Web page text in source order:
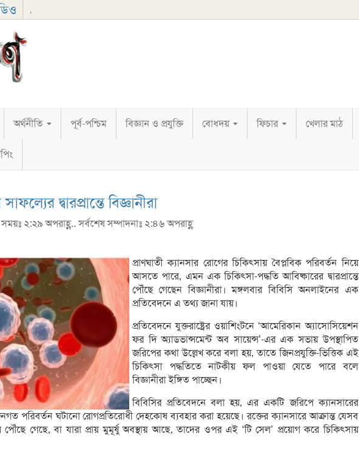
,
অর্থনীতি পূর্ব-পশ্চিম বিজ্ঞান ও প্রযুক্তি বোধদয় ফিচার খেলার মাঠ
দ্বারপ্রান্তে বিজ্ঞানীরা
২:২৯ অপরাহ্ণ.. সর্বশেষ সম্পাদনাঃ ২:৪৬ অপরাহ্ণ
প্রাণঘাতী ক্যানসার রোগের চিকিৎসায় বৈপ্লবিক পরিবর্তন নিয়ে
আসতে পারে, এমন এক চিকিৎসা-পদ্ধতি আবিষ্কারের দ্বারপ্রান্তে
পৌঁছে গেছেন বিজ্ঞানীরা। মঙ্গলবার বিবিসি অনলাইনের এক
প্রতিবেদনে এ তথ্য জানা যায়।
প্রতিবেদনে যুক্তরাষ্ট্রের ওয়াশিংটনে ‘আমেরিকান অ্যাসোসিয়েশন
ফর দি অ্যাডভান্সমেন্ট অব সায়েন্স’-এর এক সভায় উপস্থাপিত
জরিপের কথা উল্লেখ করে বলা হয়, তাতে জিনপ্রযুক্তি-ভিত্তিক এই
চিকিৎসা পদ্ধতিতে নাটকীয় ফল পাওয়া যেতে পারে বলে
বিজ্ঞানীরা ইঙ্গিত পাচ্ছেন।
বিবিসির প্রতিবেদনে বলা হয়, এর একটি জরিপে ক্যানসারের
পরিবর্তন ঘটানো রোগপ্রতিরোধী দেহকোষ ব্যবহার করা হয়েছে। রক্তের ক্যানসারে আক্রান্ত যেসব
পৌঁছে গেছে, বা যারা প্রায় মুমূর্ষু অবস্থায় আছে, তাদের ওপর এই ‘টি সেল’ প্রয়োগ করে চিকিৎসায়